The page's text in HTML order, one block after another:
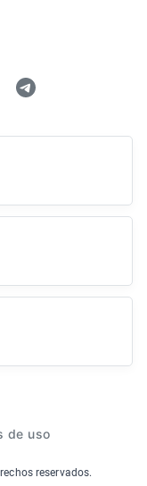
de uso
reservados.